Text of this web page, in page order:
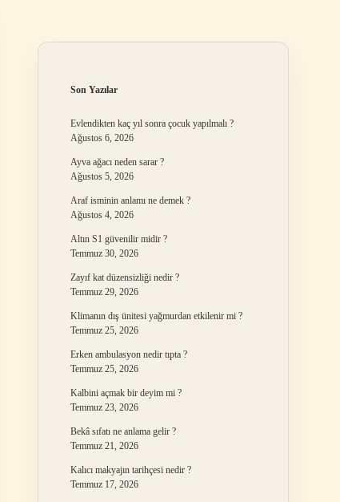
Son Yazılar
Evlendikten kaç yıl sonra çocuk yapılmalı ?
Ağustos 6, 2026
Ayva ağacı neden sarar ?
Ağustos 5, 2026
Araf isminin anlamı ne demek ?
Ağustos 4, 2026
Altın S1 güvenilir midir ?
Temmuz 30, 2026
Zayıf kat düzensizliği nedir ?
Temmuz 29, 2026
Klimanın dış ünitesi yağmurdan etkilenir mi ?
Temmuz 25, 2026
Erken ambulasyon nedir tıpta ?
Temmuz 25, 2026
Kalbini açmak bir deyim mi ?
Temmuz 23, 2026
Bekâ sıfatı ne anlama gelir ?
Temmuz 21, 2026
Kalıcı makyajın tarihçesi nedir ?
Temmuz 17, 2026